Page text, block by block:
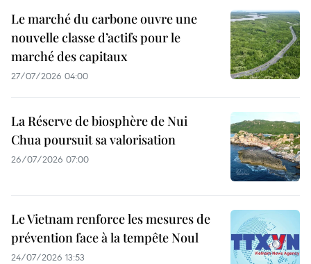
Le marché du carbone ouvre une
nouvelle classe d’actifs pour le
marché des capitaux
27/07/2026 04:00
La Réserve de biosphère de Nui
Chua poursuit sa valorisation
26/07/2026 07:00
Le Vietnam renforce les mesures de
prévention face à la tempête Noul
24/07/2026 13:53